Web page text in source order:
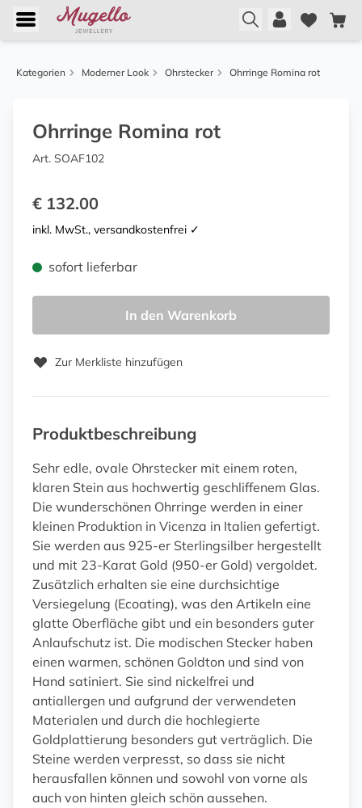
Kategorien Moderner Look Ohrstecker Ohrringe Romina rot
Ohrringe Romina rot
Art. SOAF102
€ 132.00
inkl. MwSt., versandkostenfrei ✓
sofort lieferbar
In den Warenkorb
Zur Merkliste hinzufügen
Produktbeschreibung
Sehr edle, ovale Ohrstecker mit einem roten,
klaren Stein aus hochwertig geschliffenem Glas.
Die wunderschönen Ohrringe werden in einer
kleinen Produktion in Vicenza in Italien gefertigt.
Sie werden aus 925-er Sterlingsilber hergestellt
und mit 23-Karat Gold (950-er Gold) vergoldet.
Zusätzlich erhalten sie eine durchsichtige
Versiegelung (Ecoating), was den Artikeln eine
glatte Oberfläche gibt und ein besonders guter
Anlaufschutz ist. Die modischen Stecker haben
einen warmen, schönen Goldton und sind von
Hand satiniert. Sie sind nickelfrei und
antiallergen und aufgrund der verwendeten
Materialen und durch die hochlegierte
Goldplattierung besonders gut verträglich. Die
Steine werden verpresst, so dass sie nicht
herausfallen können und sowohl von vorne als
auch von hinten gleich schön aussehen.